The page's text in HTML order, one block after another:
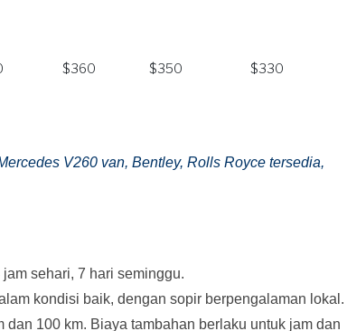
$360 $350 $330
V260 van, Bentley, Rolls Royce tersedia,
sehari, 7 hari seminggu.
kondisi baik, dengan sopir berpengalaman lokal.
100 km. Biaya tambahan berlaku untuk jam dan